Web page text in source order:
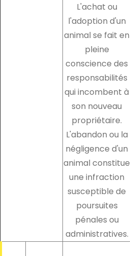
L'achat ou
l'adoption d'un
animal se fait en
pleine
conscience des
responsabilités
qui incombent à
son nouveau
propriétaire.
L'abandon ou la
négligence d'un
animal constitue
une infraction
susceptible de
poursuites
pénales ou
administratives.